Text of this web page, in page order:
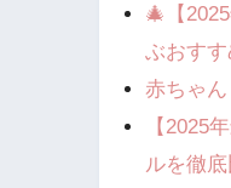
🎄【
ぶおすす
赤ちゃん
【2025
ルを徹